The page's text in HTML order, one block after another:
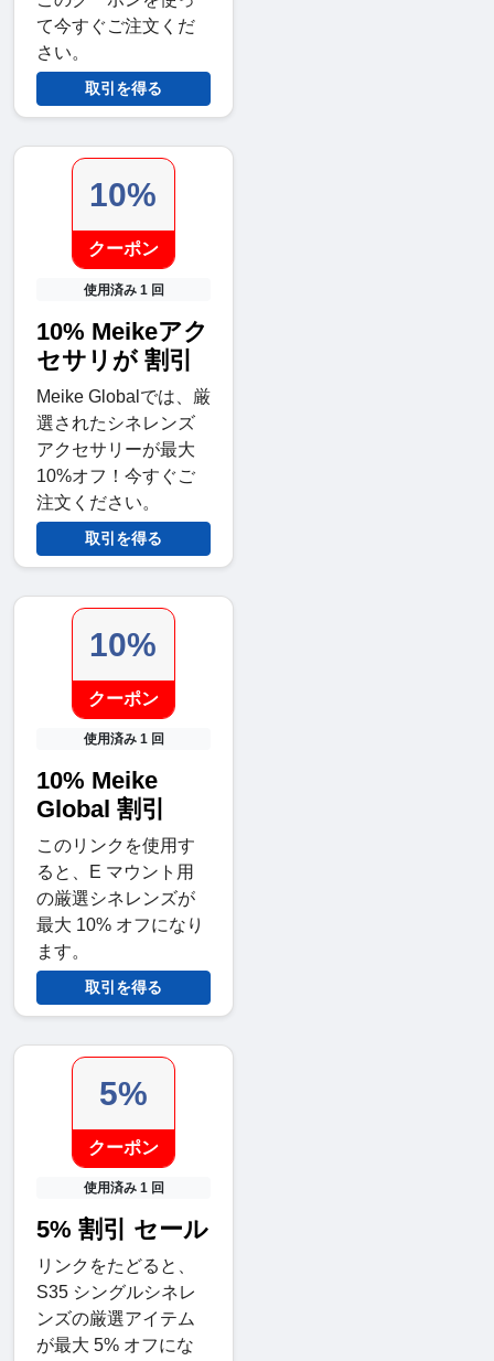
て今すぐご注文くだ
さい。
取引を得る
10%
クーポン
使用済み 1 回
10% Meikeアク
セサリが 割引
Meike Globalでは、厳
選されたシネレンズ
アクセサリーが最大
10%オフ！今すぐご
注文ください。
取引を得る
10%
クーポン
使用済み 1 回
10% Meike
Global 割引
このリンクを使用す
ると、E マウント用
の厳選シネレンズが
最大 10% オフになり
ます。
取引を得る
5%
クーポン
使用済み 1 回
5% 割引 セール
リンクをたどると、
S35 シングルシネレ
ンズの厳選アイテム
が最大 5% オフにな